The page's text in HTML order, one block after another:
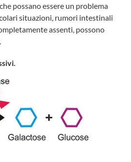
possano essere un problema
situazioni, rumori intestinali
assenti, possono